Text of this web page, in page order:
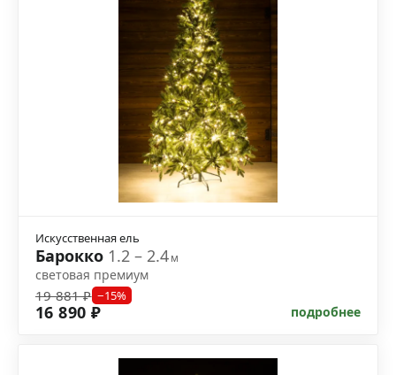
Искусственная ель
Барокко 1.2 – 2.4м
световая премиум
19 881 ₽ −15%
16 890 ₽ подробнее